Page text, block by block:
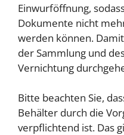
Einwurföffnung,
Dokumente nicht
werden können.
der Sammlung und
Vernichtung
Bitte beachten Sie,
Behälter durch die
verpflichtend ist. Das